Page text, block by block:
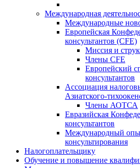
Международная
Международные
Европейская
консультантов (CFE)
Миссия и
Члены CFE
Европейский
консультантов
Ассоциация
Азиатского-
Члены АОТСА
Евразийская
консультантов
Международный
консультирования
Налогоплательщику
Обучение и повышение